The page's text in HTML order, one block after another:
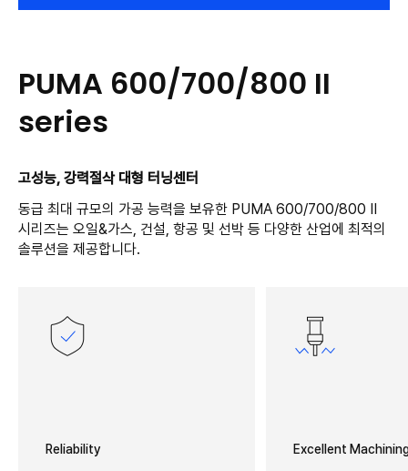
PUMA 600/700/800 II
series
고성능, 강력절삭 대형 터닝센터
동급 최대 규모의 가공 능력을 보유한 PUMA 600/700/800 II
시리즈는 오일&가스, 건설, 항공 및 선박 등 다양한 산업에 최적의
솔루션을 제공합니다.
Reliability Excellent